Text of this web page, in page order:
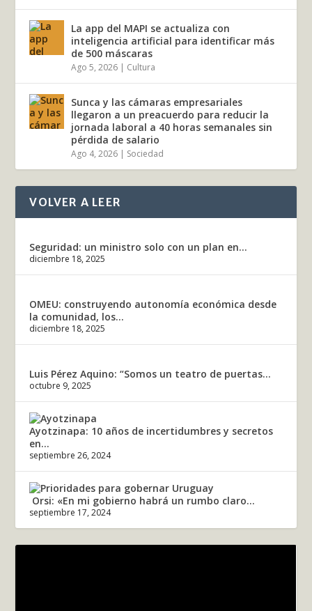
La app del MAPI se actualiza con
inteligencia artificial para identificar más
de 500 máscaras
Ago 5, 2026 | Cultura
Sunca y las cámaras empresariales
llegaron a un preacuerdo para reducir la
jornada laboral a 40 horas semanales sin
pérdida de salario
Ago 4, 2026 | Sociedad
VOLVER A LEER
Seguridad: un ministro solo con un plan en...
diciembre 18, 2025
OMEU: construyendo autonomía económica desde
la comunidad, los...
diciembre 18, 2025
Luis Pérez Aquino: “Somos un teatro de puertas...
octubre 9, 2025
Ayotzinapa: 10 años de incertidumbres y secretos
en...
septiembre 26, 2024
Orsi: «En mi gobierno habrá un rumbo claro...
septiembre 17, 2024